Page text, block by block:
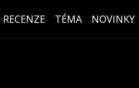
RECENZE TÉMA NOVINKY